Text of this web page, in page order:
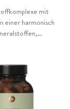
mit
einer harmonisch